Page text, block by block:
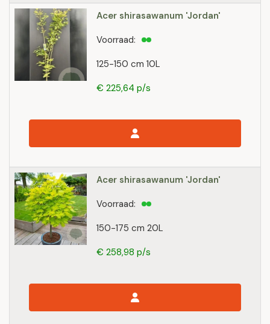
Acer shirasawanum 'Jordan'
125-150 cm 10L
Voorraad:
€ 225,64 p/s
Acer shirasawanum 'Jordan'
150-175 cm 20L
Voorraad:
€ 258,98 p/s